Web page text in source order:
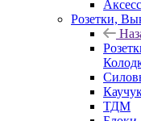
Розетки,
ТДМ